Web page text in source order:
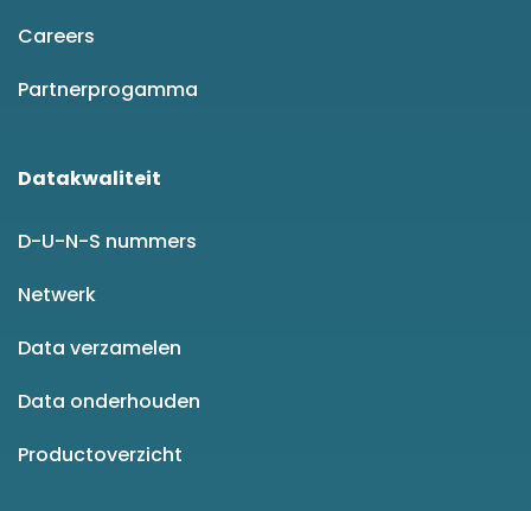
Careers
Partnerprogamma
Datakwaliteit
D-U-N-S nummers
Netwerk
Data verzamelen
Data onderhouden
Productoverzicht